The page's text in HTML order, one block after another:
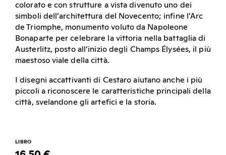
colorato e con strutture a vista divenuto uno dei
simboli dell’architettura del Novecento; infine l’Arc
de Triomphe, monumento voluto da Napoleone
Bonaparte per celebrare la vittoria nella battaglia di
Austerlitz, posto all’inizio degli Champs Élysées, il più
maestoso viale della città.
I disegni accattivanti di Cestaro aiutano anche i più
piccoli a riconoscere le caratteristiche principali della
città, svelandone gli artefici e la storia.
LIBRO